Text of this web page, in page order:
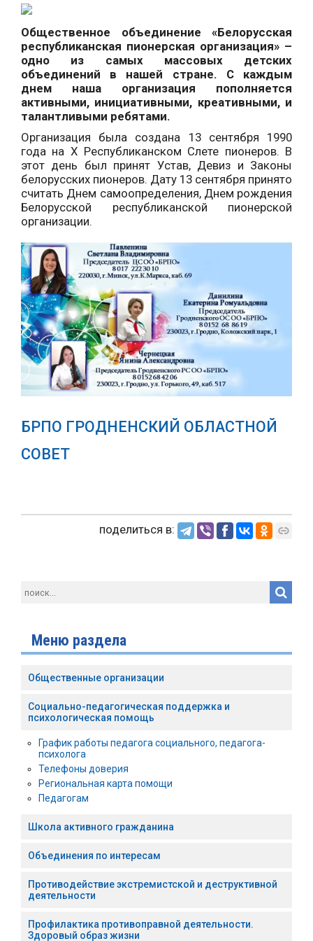
Общественное объединение «Белорусская
республиканская пионерская организация» –
одно из самых массовых детских
объединений в нашей стране. С каждым
днем наша организация пополняется
активными, инициативными, креативными, и
талантливыми ребятами.
Организация была создана 13 сентября 1990
года на Х Республиканском Слете пионеров. В
этот день был принят Устав, Девиз и Законы
белорусских пионеров. Дату 13 сентября принято
считать Днем самоопределения, Днем рождения
Белорусской республиканской пионерской
организации.
БРПО ГРОДНЕНСКИЙ ОБЛАСТНОЙ
СОВЕТ
поделиться в:
Меню раздела
Общественные организации
Социально-педагогическая поддержка и
психологическая помощь
График работы педагога социального, педагога-
психолога
Телефоны доверия
Региональная карта помощи
Педагогам
Школа активного гражданина
Объединения по интересам
Противодействие экстремистской и деструктивной
деятельности
Профилактика противоправной деятельности.
Здоровый образ жизни